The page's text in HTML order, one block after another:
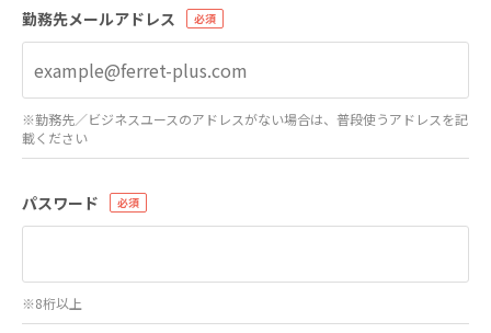
勤務先メールアドレス
※勤務先／ビジネスユースのアドレスがない場合は、普段使うアドレスを記
載ください
パスワード
※8桁以上